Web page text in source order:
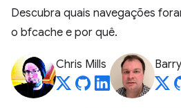
Descubra quais navegações
o bfcache e por quê.
Chris Mills